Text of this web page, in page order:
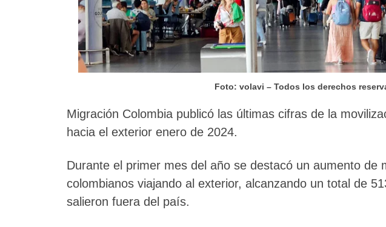
Foto: volavi – Todos los derechos
Migración Colombia publicó las últimas cifras de la
hacia el exterior enero de 2024.
Durante el primer mes del año se destacó un aumento de
colombianos viajando al exterior, alcanzando un total de
salieron fuera del país.